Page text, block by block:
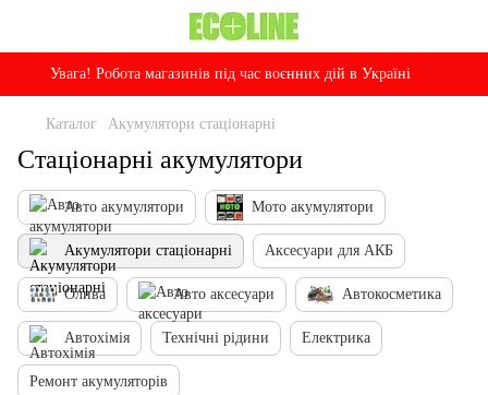
Увага! Робота магазинів під час воєнних дій в Україні
Каталог Акумулятори стаціонарні
Стаціонарні акумулятори
Авто акумулятори Мото акумулятори
Акумулятори стаціонарні Аксесуари для АКБ
Олива Авто аксесуари Автокосметика
Автохімія Технічні рідини Електрика
Ремонт акумуляторів